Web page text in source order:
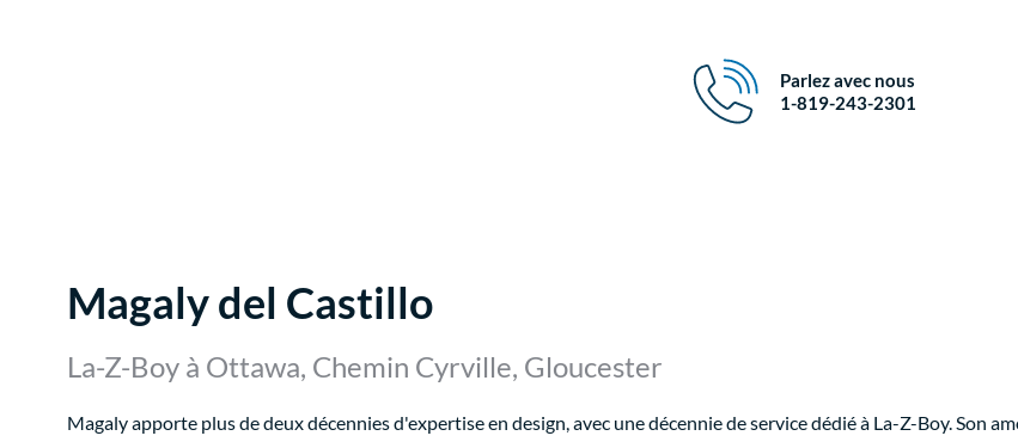
Parlez avec nous
1-819-243-2301
Magaly del Castillo
La-Z-Boy à Ottawa, Chemin Cyrville, Gloucester
Magaly apporte plus de deux décennies d'expertise en design, avec une décennie de service dédié à La-Z-Boy. Son